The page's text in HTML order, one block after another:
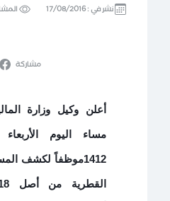
نشر في :17/08/2016
مشاركة
أعلن وكيل وزارة
مساء اليوم
1412موظفاً لكشف